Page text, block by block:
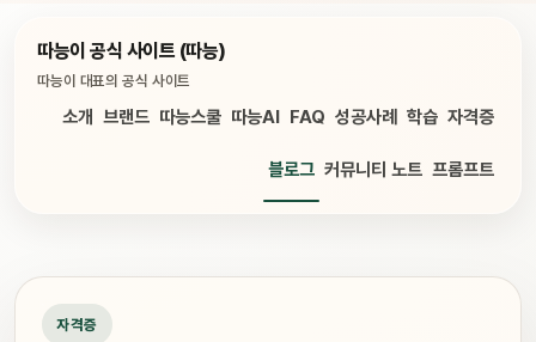
따능이 공식 사이트 (따능)
따능이 대표의 공식 사이트
소개 브랜드 따능스쿨 따능AI FAQ 성공사례 학습 자격증
블로그 커뮤니티 노트 프롬프트
자격증